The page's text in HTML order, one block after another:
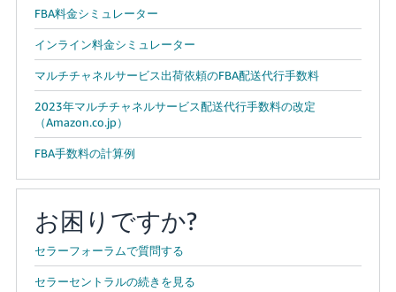
FBA料金シミュレーター
インライン料金シミュレーター
マルチチャネルサービス出荷依頼のFBA配送代行手数料
2023年マルチチャネルサービス配送代行手数料の改定
（Amazon.co.jp）
FBA手数料の計算例
お困りですか?
セラーフォーラムで質問する
セラーセントラルの続きを見る